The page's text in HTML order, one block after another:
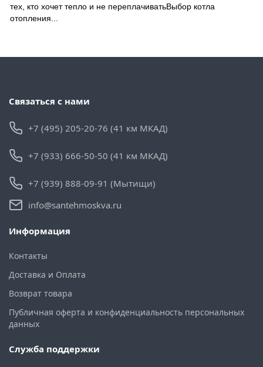
тех, кто хочет тепло и не переплачиватьВыбор котла
отопления...
Связаться с нами
+7 (495) 205-20-76 (41 км МКАД)
+7 (933) 666-50-50 (41 км МКАД)
+7 (939) 888-09-91 (Мытищи)
info@santehmoskva.ru
Информация
Контакты
Доставка и Оплата
Возврат товара
Публичная оферта и конфиденциальность персональных
данных
Служба поддержки